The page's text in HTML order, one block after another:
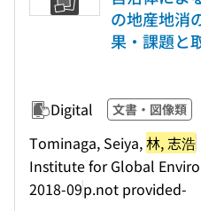
の地産地消
果・課題と
Digital 文書・図像類
Tominaga, Seiya,林, 志浩
Institute for Global
2018-09p.not provided-